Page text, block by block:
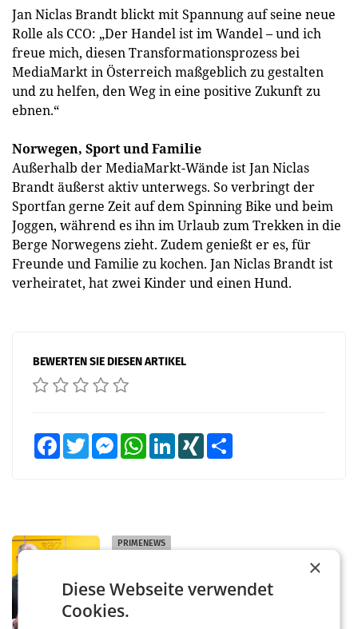
Jan Niclas Brandt blickt mit Spannung auf seine neue
Rolle als CCO: „Der Handel ist im Wandel – und ich
freue mich, diesen Transformationsprozess bei
MediaMarkt in Österreich maßgeblich zu gestalten
und zu helfen, den Weg in eine positive Zukunft zu
ebnen.“
Norwegen, Sport und Familie
Außerhalb der MediaMarkt-Wände ist Jan Niclas
Brandt äußerst aktiv unterwegs. So verbringt der
Sportfan gerne Zeit auf dem Spinning Bike und beim
Joggen, während es ihn im Urlaub zum Trekken in die
Berge Norwegens zieht. Zudem genießt er es, für
Freunde und Familie zu kochen. Jan Niclas Brandt ist
verheiratet, hat zwei Kinder und einen Hund.
BEWERTEN SIE DIESEN ARTIKEL
FacebookTwitter MessengerWhatsAppLinkedInXING
PRIMENEWS
Österreichische Post: Umsatzplus im
ersten Halbjahr trotz schwachem
Briefgeschäft
WIEN Die Österreichische Post AG hat im
ersten Halbjahr 2026 einen Konzernumsatz
×
Diese Webseite verwendet
Cookies.